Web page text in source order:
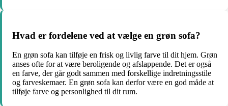
Hvad er fordelene ved at vælge en grøn sofa?
En grøn sofa kan tilføje en frisk og livlig farve til dit hjem. Grøn
anses ofte for at være beroligende og afslappende. Det er også
en farve, der går godt sammen med forskellige indretningsstile
og farveskemaer. En grøn sofa kan derfor være en god måde at
tilføje farve og personlighed til dit rum.